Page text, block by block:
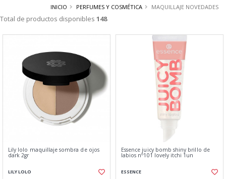
INICIO PERFUMES Y COSMÉTICA MAQUILLAJE NOVEDADES
Total de productos disponibles 148
Lily lolo maquillaje sombra de ojos
dark 2gr
LILY LOLO
Essence juicy bomb shiny brillo de
labios nº101 lovely itchi 1un
ESSENCE